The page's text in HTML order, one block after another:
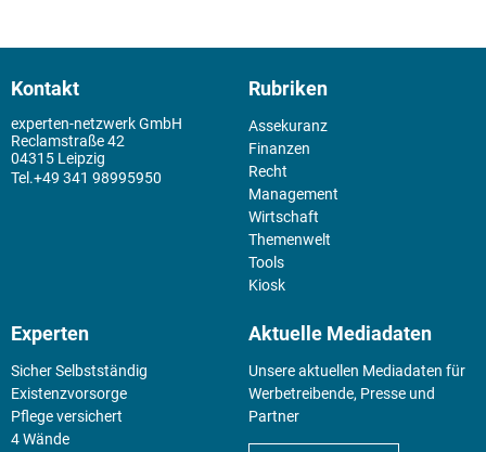
Kontakt
experten-netzwerk GmbH
Reclamstraße 42
04315 Leipzig
+49 341 98995950
Rubriken
Assekuranz
Finanzen
Recht
Management
Wirtschaft
Themenwelt
Tools
Kiosk
Experten
Sicher Selbstständig
Existenz­vorsorge
Pflege versichert
4 Wände
Aktuelle Mediadaten
Unsere aktuellen Mediadaten für
Werbetreibende, Presse und
Partner